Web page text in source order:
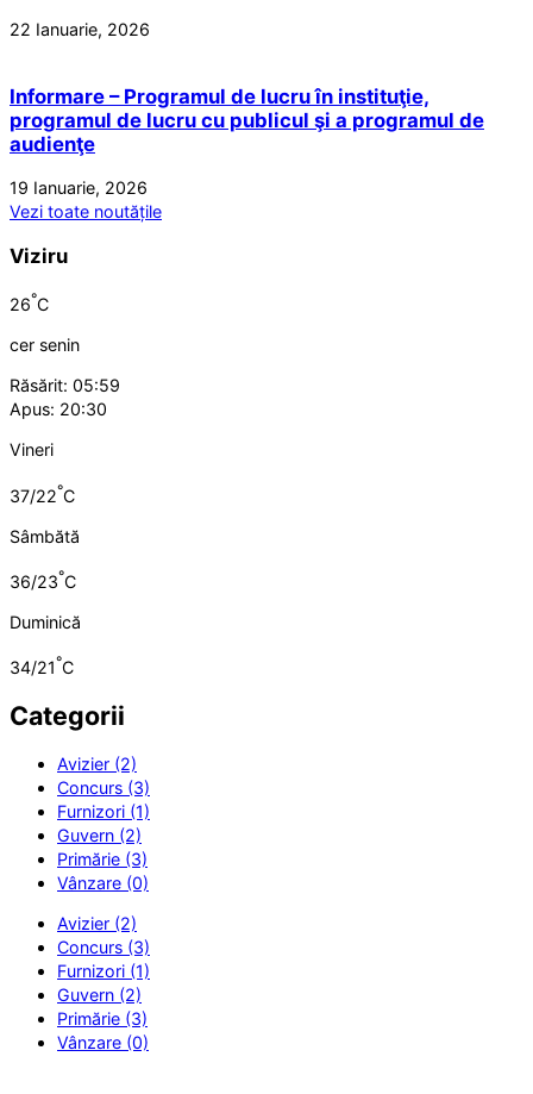
22 Ianuarie, 2026
Informare – Programul de lucru în instituţie,
programul de lucru cu publicul şi a programul de
audienţe
19 Ianuarie, 2026
Vezi toate noutățile
Viziru
26°C
cer senin
Răsărit: 05:59
Apus: 20:30
Vineri
37/22°C
Sâmbătă
36/23°C
Duminică
34/21°C
Categorii
Avizier (2)
Concurs (3)
Furnizori (1)
Guvern (2)
Primărie (3)
Vânzare (0)
Avizier (2)
Concurs (3)
Furnizori (1)
Guvern (2)
Primărie (3)
Vânzare (0)